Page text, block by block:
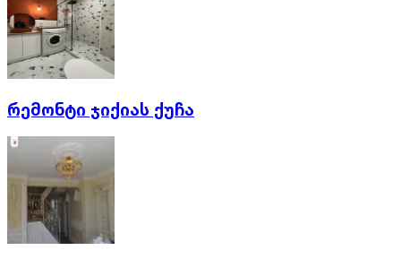
რემონტი ჯიქიას ქუჩა